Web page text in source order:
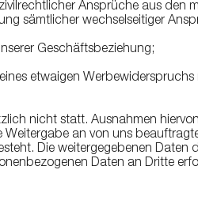
Ansprüche aus den
sämtlicher wechselseitiger
Geschäftsbeziehung;
etwaigen Werbewiderspruchs
nicht statt. Ausnahmen
an von uns
Die weitergegebenen
Daten an Dritte